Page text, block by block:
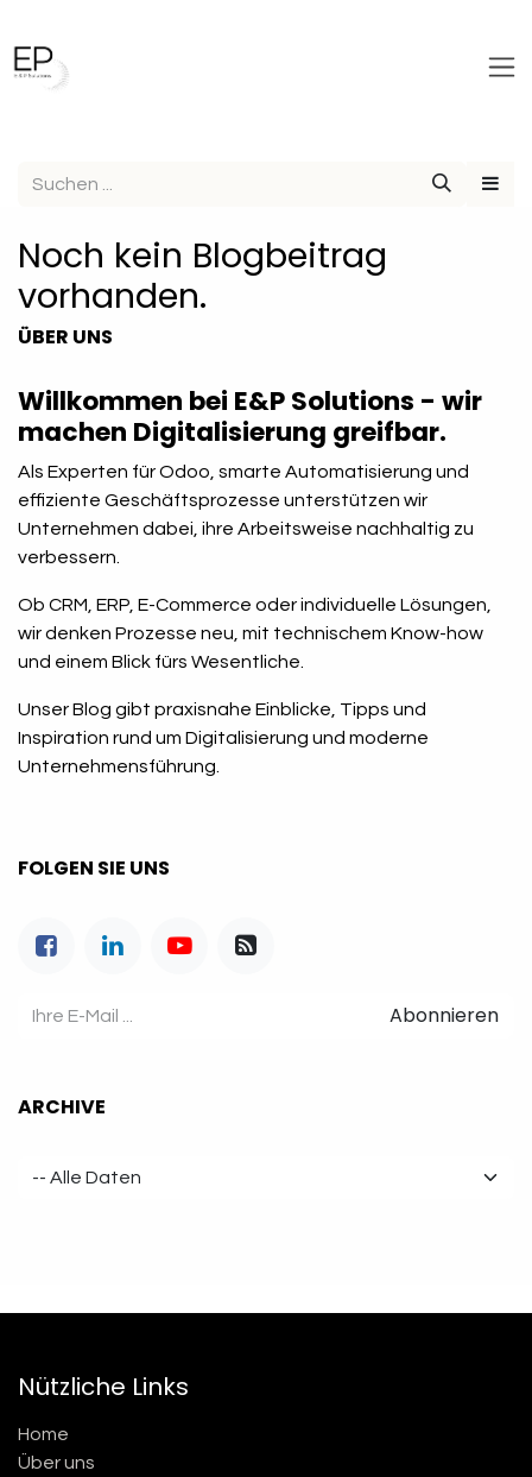
Noch kein Blogbeitrag
vorhanden.
ÜBER UNS
Willkommen bei E&P Solutions - wir
machen Digitalisierung greifbar.
Als Experten für Odoo, smarte Automatisierung und
effiziente Geschäftsprozesse unterstützen wir
Unternehmen dabei, ihre Arbeitsweise nachhaltig zu
verbessern.
Ob CRM, ERP, E-Commerce oder individuelle Lösungen,
wir denken Prozesse neu, mit technischem Know-how
und einem Blick fürs Wesentliche.
Unser Blog gibt praxisnahe Einblicke, Tipps und
Inspiration rund um Digitalisierung und moderne
Unternehmensführung.
FOLGEN SIE UNS
Abonnieren
ARCHIVE
Nützliche Links
Home
Über uns